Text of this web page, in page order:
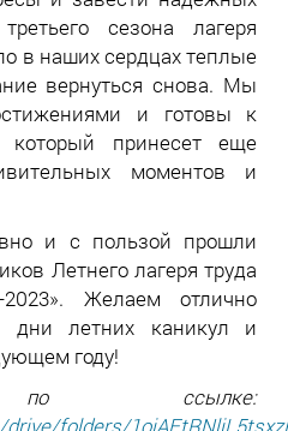
сезона лагеря
в наших сердцах теплые
вернуться снова. Мы
и готовы к
принесет еще
моментов и
и с пользой прошли
Летнего лагеря труда
Желаем отлично
дни летних каникул и
году!
по ссылке: